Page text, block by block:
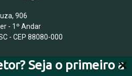
Seja o primeiro a
906
- 1º Andar
- CEP 88080-000